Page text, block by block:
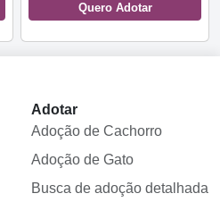
Quero Adotar
Adotar
Adoção de Cachorro
Adoção de Gato
Busca de adoção detalhada